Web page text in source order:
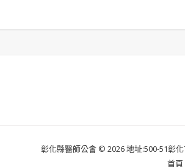
彰化縣醫師公會 © 2026 地址:500-51彰
首頁